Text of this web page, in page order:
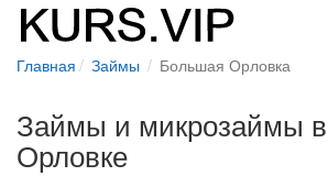
Главная Займы Большая Орловка
Займы и микрозаймы
Орловке